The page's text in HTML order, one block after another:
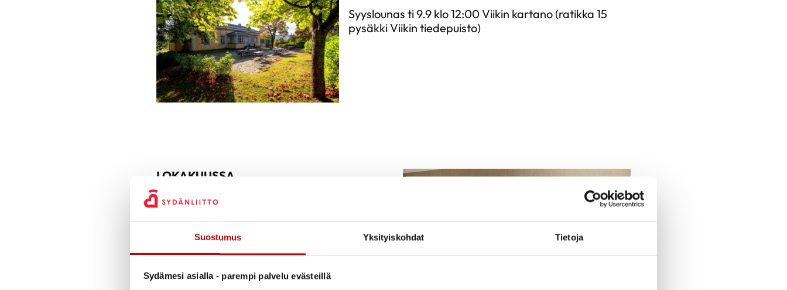
Suostumus Yksityiskohdat Tietoja
Sydämesi asialla - parempi palvelu evästeillä
Syyslounas ti 9.9 klo 12:00 Viikin kartano (ratikka 15
pysäkki Viikin tiedepuisto)
LOKAKUUSSA
Vierailu ja tutustuminen Päivikki ja Sakari
7.10.2025 klo 12:00
yhdistyksen jäsen Eija Olsson opastaa.
https://pss-saatio.fi/kotimuseo/paikkoja